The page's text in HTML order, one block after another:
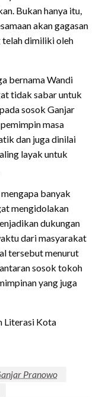
Bukan hanya itu,
akan gagasan
telah dimiliki oleh
bernama Wandi
tidak sabar untuk
sosok Ganjar
masa
dan juga dinilai
layak untuk
banyak
mengidolakan
dukungan
dari masyarakat
tersebut menurut
sosok tokoh
yang juga
Literasi Kota
Pranowo